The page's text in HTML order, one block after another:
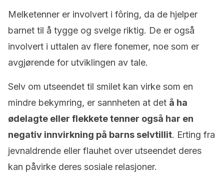
Melketenner er involvert i fôring, da de hjelper
barnet til å tygge og svelge riktig. De er også
involvert i uttalen av flere fonemer, noe som er
avgjørende for utviklingen av tale.
Selv om utseendet til smilet kan virke som en
mindre bekymring, er sannheten at det å ha
ødelagte eller flekkete tenner også har en
negativ innvirkning på barns selvtillit. Erting fra
jevnaldrende eller flauhet over utseendet deres
kan påvirke deres sosiale relasjoner.